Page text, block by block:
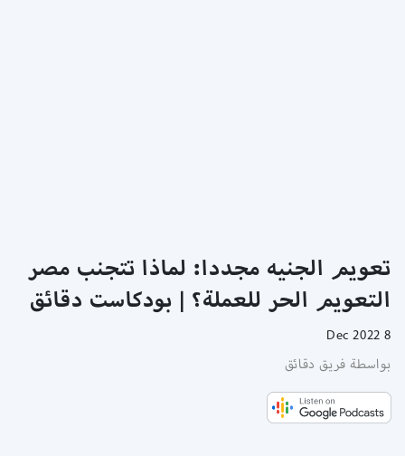
تعويم الجنيه مجددا: لماذا تتجنب مصر
التعويم الحر للعملة؟ | بودكاست دقائق
8 Dec 2022
بواسطة فريق دقائق